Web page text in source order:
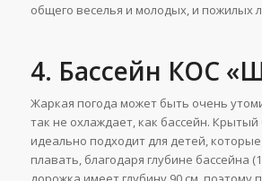
общего веселья и молодых, и пожилых
4. Бассейн КОС
Жаркая погода может быть очень
так не охлаждает, как бассейн.
идеально подходит для детей,
плавать, благодаря глубине бассейна